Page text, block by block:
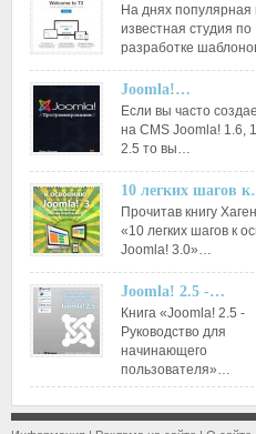
На днях популярная
известная студия по
разработке
Joomla!…
Если вы часто
на CMS Joomla! 1.6,
2.5 то вы…
10 легких шагов
Прочитав книгу
«10 легких шагов к
Joomla! 3.0»…
Joomla! 2.5 -…
Книга «Joomla! 2.5 -
Руководство для
начинающего
пользователя»…